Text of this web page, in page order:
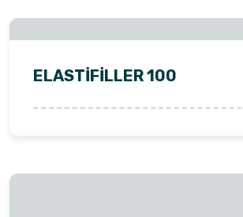
ELASTIFILLER 100